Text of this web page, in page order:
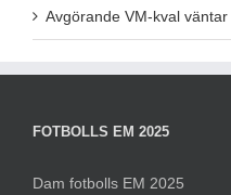
Avgörande VM-kval
FOTBOLLS EM 2025
Dam fotbolls EM 2025